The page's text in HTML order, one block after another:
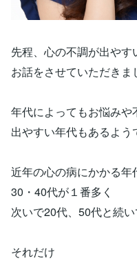
先程、心の不調が出やす
お話をさせていただきま
年代によってもお悩みや
出やすい年代もあるよう
近年の心の病にかかる年
30・40代が１番多く
次いで20代、50代と続
それだけ